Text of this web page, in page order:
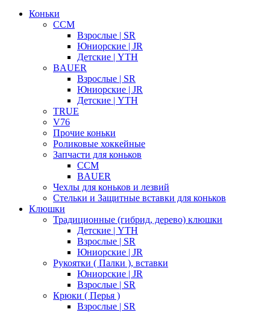
Коньки
CCM
Взрослые | SR
Юниорские | JR
Детские | YTH
BAUER
Взрослые | SR
Юниорские | JR
Детские | YTH
TRUE
V76
Прочие коньки
Роликовые хоккейные
Запчасти для коньков
CCM
BAUER
Чехлы для коньков и лезвий
Стельки и Защитные вставки для коньков
Клюшки
Традиционные (гибрид, дерево) клюшки
Детские | YTH
Взрослые | SR
Юниорские | JR
Рукоятки ( Палки ), вставки
Юниорские | JR
Взрослые | SR
Крюки ( Перья )
Взрослые | SR